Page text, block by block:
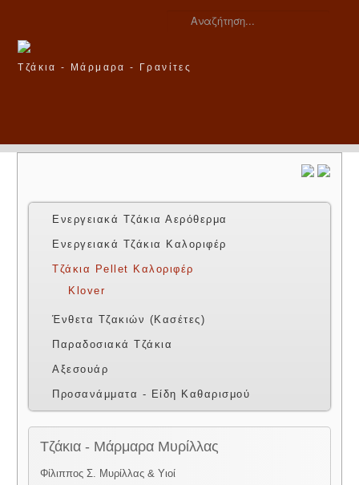
Αναζήτηση...
Τζάκια - Μάρμαρα - Γρανίτες
Ενεργειακά Τζάκια Αερόθερμα
Ενεργειακά Τζάκια Καλοριφέρ
Τζάκια Pellet Καλοριφέρ
Klover
Ένθετα Τζακιών (Κασέτες)
Παραδοσιακά Τζάκια
Αξεσουάρ
Προσανάμματα - Είδη Καθαρισμού
Τζάκια - Μάρμαρα Μυρίλλας
Φίλιππος Σ. Μυρίλλας & Υιοί